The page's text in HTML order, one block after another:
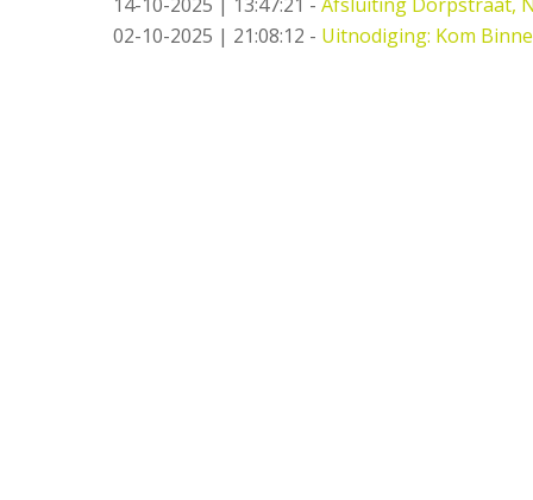
02-10-2025 | 21:08:12 - Uitnodiging: Kom